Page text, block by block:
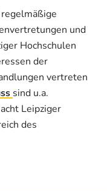
und
Hochschulen
der
vertreten
sind u.a.
Leipziger
des